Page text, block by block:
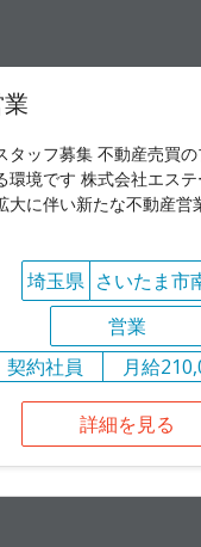
タッフ募集 不動産売買
環境です 株式会社エス
大に伴い新たな不動産営
埼玉県 さいたま市
営業
契約社員
月給
詳細を見る